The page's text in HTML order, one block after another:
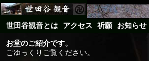
世田谷観音とは アクセス 祈願 お知らせ
お堂のご紹介です。
ごゆっくりご覧ください。